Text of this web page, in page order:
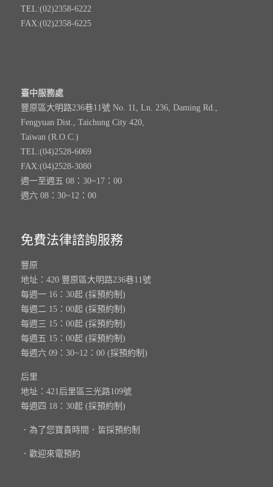
TEL:(02)2358-6222
FAX:(02)2358-6225
臺中服務處
豐原區大明路236巷11號 No. 11, Ln. 236, Daming Rd.,
Fengyuan Dist., Taichung City 420,
Taiwan (R.O.C.)
TEL:(04)2528-6069
FAX:(04)2528-3080
週一至週五 08：30~17：00
週六 08：30~12：00
免費法律諮詢服務
豐原
地址：420 豐原區大明路236巷11號
每週一 16：30起 (採預約制)
每週二 15：00起 (採預約制)
每週三 15：00起 (採預約制)
每週五 15：00起 (採預約制)
每週六 09：30~12：00 (採預約制)
后里
地址：421后里區三光路109號
每週四 18：30起 (採預約制)
．為了您寶貴時間．皆採預約制
．歡迎來電預約